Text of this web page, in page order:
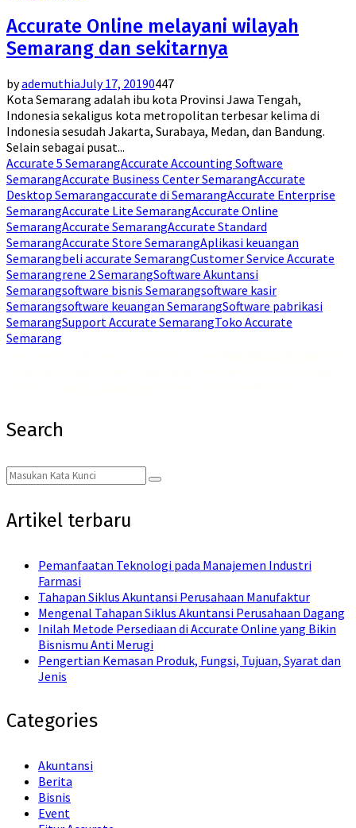
Accurate Online melayani wilayah
Semarang dan sekitarnya
byademuthiaJuly 17, 20190447
Kota Semarang adalah ibu kota Provinsi Jawa Tengah,
Indonesia sekaligus kota metropolitan terbesar kelima di
Indonesia sesudah Jakarta, Surabaya, Medan, dan Bandung.
Selain sebagai pusat...
Accurate 5 SemarangAccurate Accounting Software
SemarangAccurate Business Center SemarangAccurate
Desktop Semarangaccurate di SemarangAccurate Enterprise
SemarangAccurate Lite SemarangAccurate Online
SemarangAccurate SemarangAccurate Standard
SemarangAccurate Store SemarangAplikasi keuangan
Semarangbeli accurate SemarangCustomer Service Accurate
Semarangrene 2 SemarangSoftware Akuntansi
Semarangsoftware bisnis Semarangsoftware kasir
Semarangsoftware keuangan SemarangSoftware pabrikasi
SemarangSupport Accurate SemarangToko Accurate
Semarang
Search
Search
for:
Search
Artikel terbaru
Pemanfaatan Teknologi pada Manajemen Industri
Farmasi
Tahapan Siklus Akuntansi Perusahaan Manufaktur
Mengenal Tahapan Siklus Akuntansi Perusahaan Dagang
Inilah Metode Persediaan di Accurate Online yang Bikin
Bisnismu Anti Merugi
Pengertian Kemasan Produk, Fungsi, Tujuan, Syarat dan
Jenis
Categories
Akuntansi
Berita
Bisnis
Event